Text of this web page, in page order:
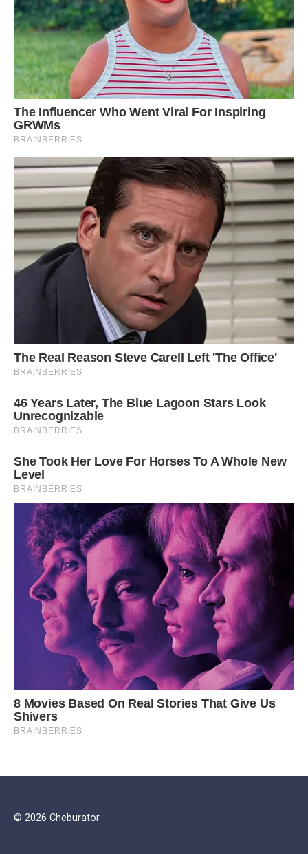
© 2026 Cheburator